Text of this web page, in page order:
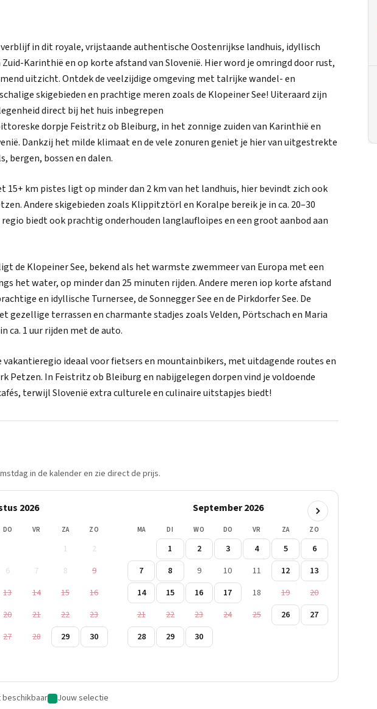
in dit royale, vrijstaande authentische Oostenrijkse landhuis, idyllisch
Karinthië en op korte afstand van Slovenië. Hier word je omringd door rust,
uitzicht. Ontdek de veelzijdige omgeving met talrijke wandel- en
skigebieden en prachtige meren zoals de Klopeiner See! Uiteraard zijn
direct bij het huis inbegrepen
dorpje Feistritz ob Bleiburg, in het zonnige zuiden van Karinthië en
Dankzij het milde klimaat en de vele zonuren geniet je hier van uitgestrekte
bergen, bossen en dalen.
15+ km pistes ligt op minder dan 2 km van het landhuis, hier bevindt zich ook
Andere skigebieden zoals Klippitztörl en Koralpe bereik je in ca. 20–30
biedt ook prachtig onderhouden langlaufloipes en een groot aanbod aan
de Klopeiner See, bekend als het warmste zwemmeer van Europa met een
het water, op minder dan 25 minuten rijden. Andere meren iop korte afstand
en idyllische Turnersee, de Sonnegger See en de Pirkdorfer See. De
gezellige terrassen en charmante stadjes zoals Velden, Pörtschach en Maria
ca. 1 uur rijden met de auto.
vakantieregio ideaal voor fietsers en mountainbikers, met uitdagende routes en
Petzen. In Feistritz ob Bleiburg en nabijgelegen dorpen vind je voldoende
terwijl Slovenië extra culturele en culinaire uitstapjes biedt!
in de kalender en zie direct de prijs.
2026
DO VR ZA ZO
1
2
6 7 8
9
13 14 15
16
20 21 22
23
27 28 29
30
September 2026
MA DI WO DO VR ZA ZO
1 2 3 4 5
6
7
8 9 10 11 12
13
14
15 16 17 18 19
20
21
22 23 24 25 26
27
28
29 30
beschikbaar Jouw selectie